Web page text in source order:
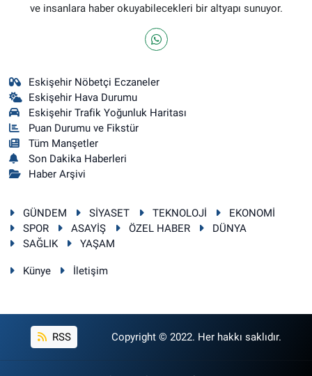
ve insanlara haber okuyabilecekleri bir altyapı sunuyor.
Eskişehir Nöbetçi Eczaneler
Eskişehir Hava Durumu
Eskişehir Trafik Yoğunluk Haritası
Puan Durumu ve Fikstür
Tüm Manşetler
Son Dakika Haberleri
Haber Arşivi
GÜNDEM SİYASET TEKNOLOJİ
EKONOMİ
SPOR
ASAYİŞ ÖZEL HABER
DÜNYA
SAĞLIK
YAŞAM
Künye İletişim
RSS Copyright © 2022. Her hakkı saklıdır.